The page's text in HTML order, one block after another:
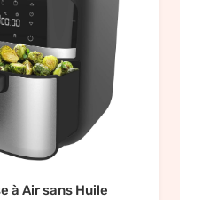
à Air sans Huile